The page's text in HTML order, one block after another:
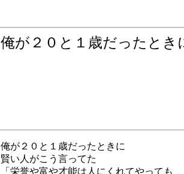
俺が２０と１歳だったと
俺が２０と１歳だったときに
賢い人がこう言ってた
「栄誉や富や才能は人にくれてやっても